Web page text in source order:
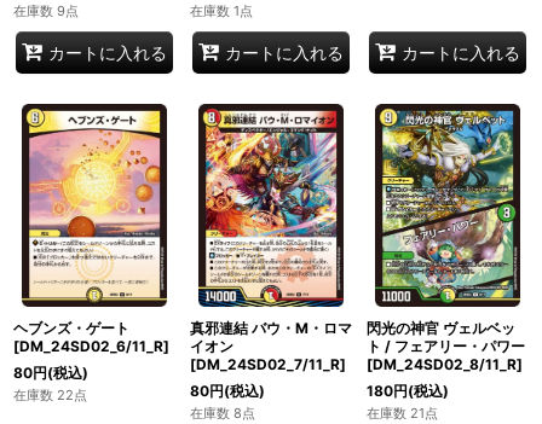
在庫数 9点
カートに入れる
在庫数 1点
カートに入れる カートに入れる
ヘブンズ・ゲート
[DM_24SD02_6/11_R]
80円(税込)
在庫数 22点
真邪連結 バウ・M・ロマ
イオン
[DM_24SD02_7/11_R]
80円(税込)
在庫数 8点
閃光の神官 ヴェルベッ
ト / フェアリー・パワー
[DM_24SD02_8/11_R]
180円(税込)
在庫数 21点